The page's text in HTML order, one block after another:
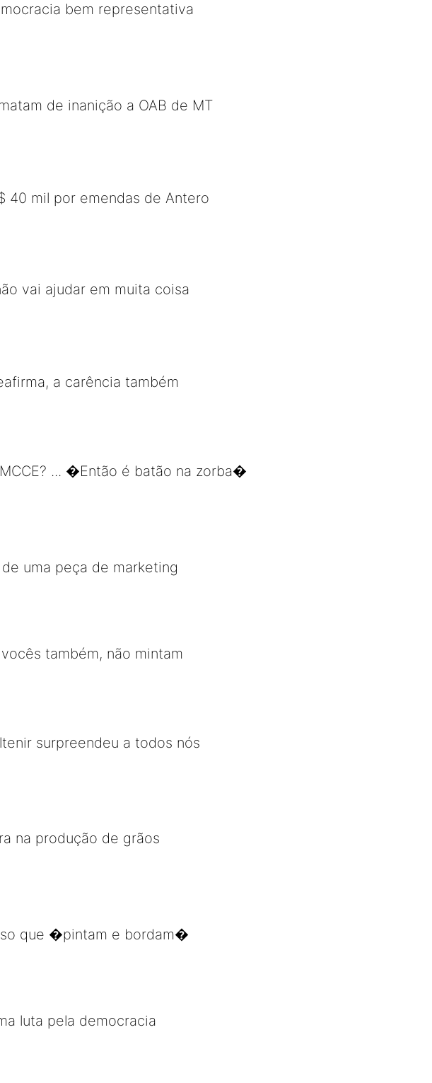
bem representativa
de inanição a OAB de MT
40 mil por emendas de Antero
vai ajudar em muita coisa
a carência também
... �Então é batão na zorba�
uma peça de marketing
também, não mintam
surpreendeu a todos nós
na produção de grãos
que �pintam e bordam�
luta pela democracia